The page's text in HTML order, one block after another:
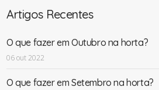
Artigos Recentes
O que fazer em Outubro na horta?
06 out 2022
O que fazer em Setembro na horta?